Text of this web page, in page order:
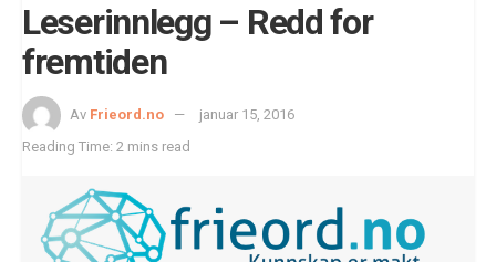
Leserinnlegg – Redd for
fremtiden
Av Frieord.no
januar 15, 2016
Reading Time: 2 mins read